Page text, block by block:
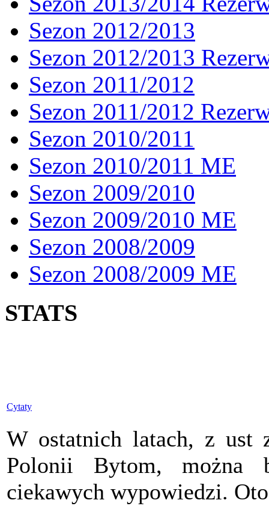
Sezon 2012/2013
Sezon 2012/2013
Sezon 2011/2012
Sezon 2011/2012
Sezon 2010/2011
Sezon 2010/2011 ME
Sezon 2009/2010
Sezon 2009/2010 ME
Sezon 2008/2009
Sezon 2008/2009 ME
STATS
Cytaty
W ostatnich latach, z ust
Polonii Bytom, można
ciekawych wypowiedzi.